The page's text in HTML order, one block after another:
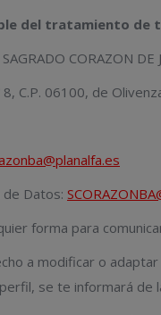
del tratamiento de
CORAZON
C.P. 06100, de
Datos:
forma para
a modificar o
se te informará de